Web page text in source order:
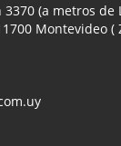
(a metros de
Montevideo (